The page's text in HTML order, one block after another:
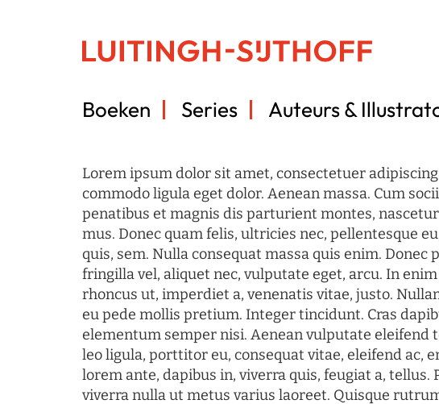
Boeken Series Auteurs &
Lorem ipsum dolor sit amet, consectetuer
commodo ligula eget dolor. Aenean massa. Cum
penatibus et magnis dis parturient montes,
mus. Donec quam felis, ultricies nec, pellentesque
quis, sem. Nulla consequat massa quis enim. Donec
fringilla vel, aliquet nec, vulputate eget, arcu. In
rhoncus ut, imperdiet a, venenatis vitae, justo.
eu pede mollis pretium. Integer tincidunt. Cras
elementum semper nisi. Aenean vulputate eleifend
leo ligula, porttitor eu, consequat vitae, eleifend ac,
lorem ante, dapibus in, viverra quis, feugiat a, tellus.
viverra nulla ut metus varius laoreet. Quisque